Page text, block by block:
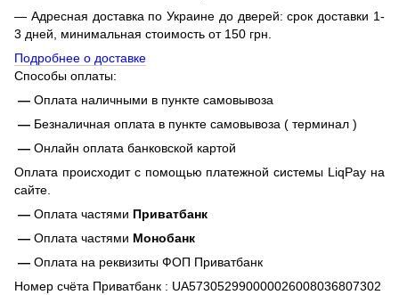
— Адресная доставка по Украине до дверей: срок доставки 1-
3 дней, минимальная стоимость от 150 грн.
Подробнее о доставке
Способы оплаты:
— Оплата наличными в пункте самовывоза
— Безналичная оплата в пункте самовывоза ( терминал )
— Онлайн оплата банковской картой
Оплата происходит с помощью платежной системы LiqPay на
сайте.
— Оплата частями Приватбанк
— Оплата частями Монобанк
— Оплата на реквизиты ФОП Приватбанк
Номер счёта Приватбанк : UA573052990000026008036807302